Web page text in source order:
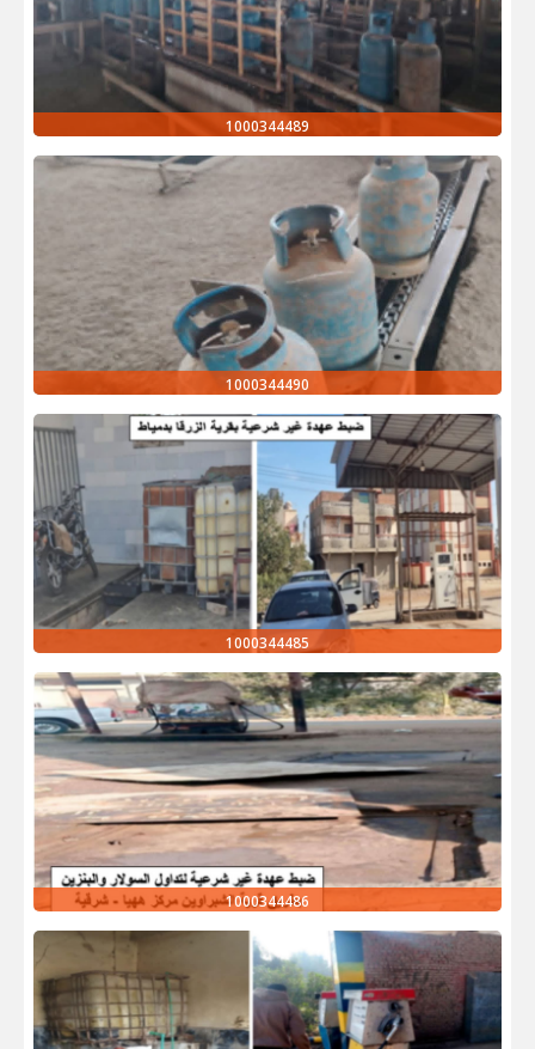
1000344489
1000344490
1000344485
1000344486